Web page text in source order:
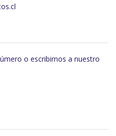
o escribirnos a nuestro